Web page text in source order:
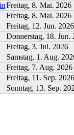
Freitag, 8. Mai. 2026
Freitag, 8. Mai. 2026
Freitag, 12. Jun. 2026
Donnerstag, 18. Jun.
Freitag, 3. Jul. 2026
Samstag, 1. Aug.
Freitag, 7. Aug. 2026
Freitag, 11. Sep. 2026
Sonntag, 13. Sep.